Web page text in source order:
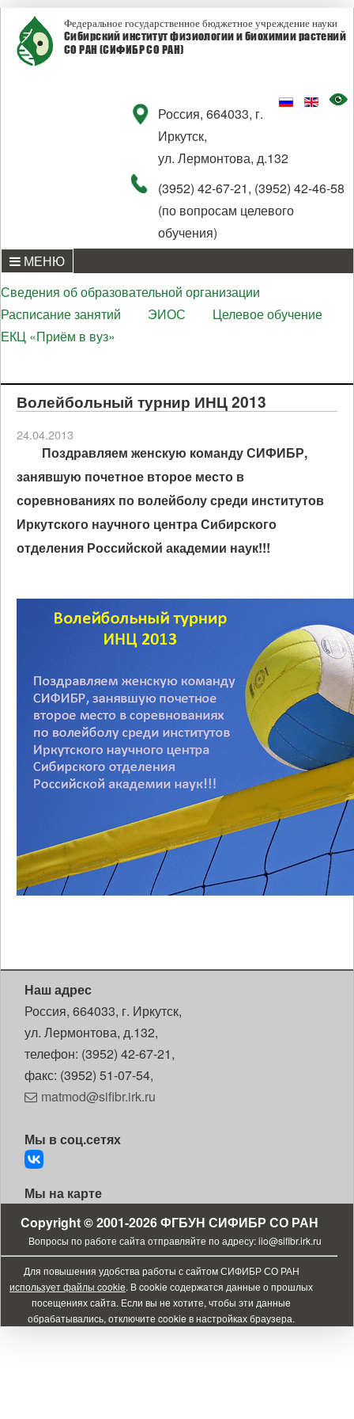
Федеральное государственное бюджетное учреждение науки
Сибирский институт физиологии и биохимии растений
СО РАН (СИФИБР СО РАН)
Россия, 664033, г.
Иркутск,
ул. Лермонтова, д.132
(3952) 42-67-21, (3952) 42-46-58
(по вопросам целевого
обучения)
МЕНЮ
Сведения об образовательной организации
Расписание занятий
ЭИОС
Целевое обучение
ЕКЦ «Приём в вуз»
Волейбольный турнир ИНЦ 2013
24.04.2013
Поздравляем женскую команду СИФИБР,
занявшую почетное второе место в
соревнованиях по волейболусреди институтов
Иркутского научного центра Сибирского
отделения Российской академии наук!!!
Наш адрес
Россия, 664033, г. Иркутск,
ул. Лермонтова, д.132,
телефон: (3952) 42-67-21,
факс: (3952) 51-07-54,
matmod@sifibr.irk.ru
Мы в соц.сетях
Мы на карте
Copyright © 2001-2026ФГБУН СИФИБР СО РАН
Bопросы по работе сайта отправляйте по адресу:iio@sifibr.irk.ru
Для повышения удобства работы с сайтом СИФИБР СО РАН
использует файлы cookie. В cookie содержатся данные о прошлых
посещениях сайта. Если вы не хотите, чтобы эти данные
обрабатывались, отключите cookie в настройках браузера.